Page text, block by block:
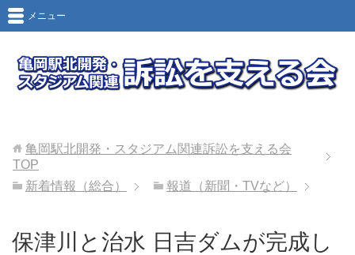
メニュー
亀岡駅北開発・スタジアム関連訴訟を支える会
TOP
新着情報（総合）
報道（新聞・TVなど）
保津川と治水 日吉ダムが完成し